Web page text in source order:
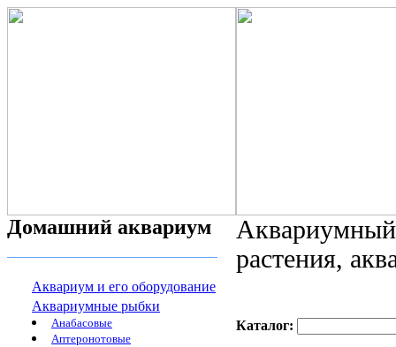
Домашний аквариум
Аквариум и его оборудование
Аквариумные рыбки
Анабасовые
Аптеронотовые
растения,
Каталог: